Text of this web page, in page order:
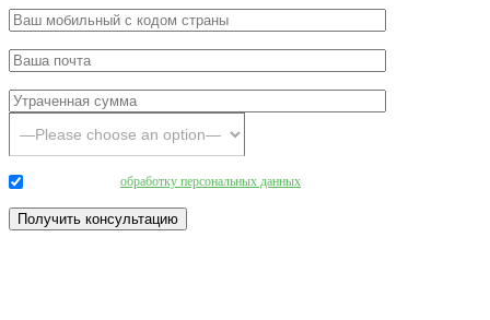
обработку персональных данных